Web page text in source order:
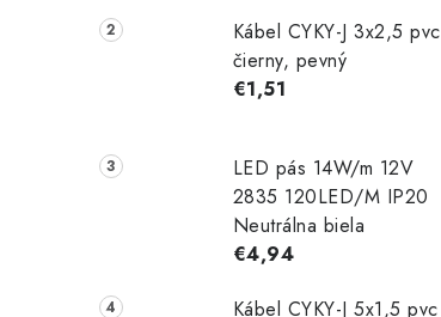
Kábel CYKY-J 3x2,5 pvc
čierny, pevný
€1,51
LED pás 14W/m 12V
2835 120LED/M IP20
Neutrálna biela
€4,94
Kábel CYKY-J 5x1,5 pvc